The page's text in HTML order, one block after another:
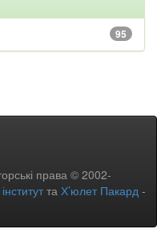
95
права © 2002-
та Х’юлет Пакард -